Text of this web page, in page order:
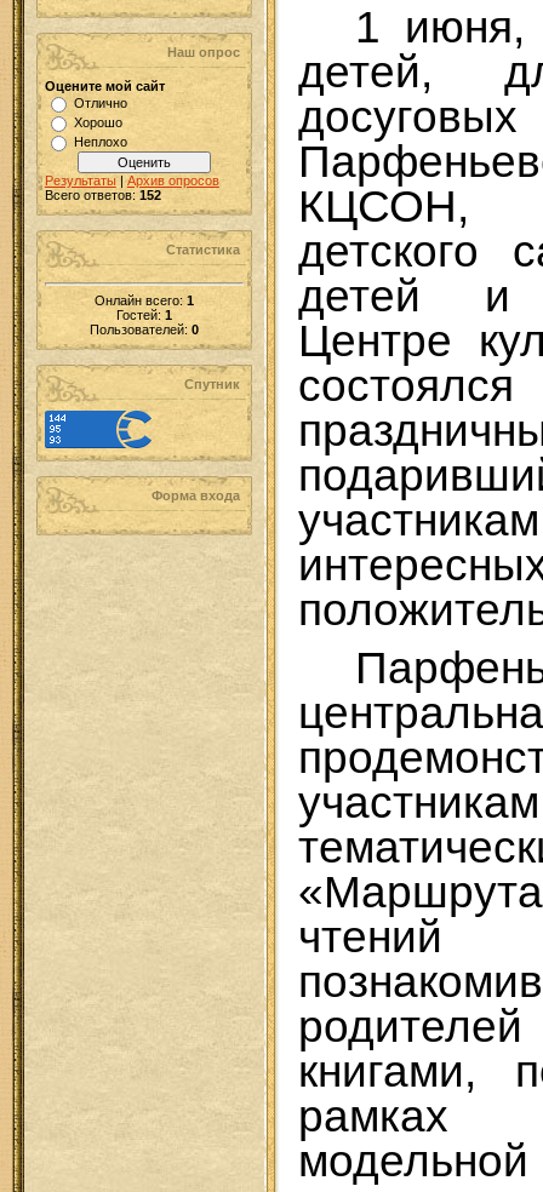
Наш опрос
Оцените мой сайт
Отлично
Хорошо
Неплохо
Результаты | Архив опросов
Всего ответов: 152
Статистика
Онлайн всего: 1
Гостей: 1
Пользователей: 0
Спутник
Форма входа
1 июня,
детей,
КЦСОН,
детского
детей и
Центре
книгами,
рамках
модельной